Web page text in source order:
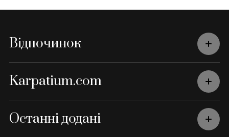
Відпочинок
Karpatium.com
Останні додані